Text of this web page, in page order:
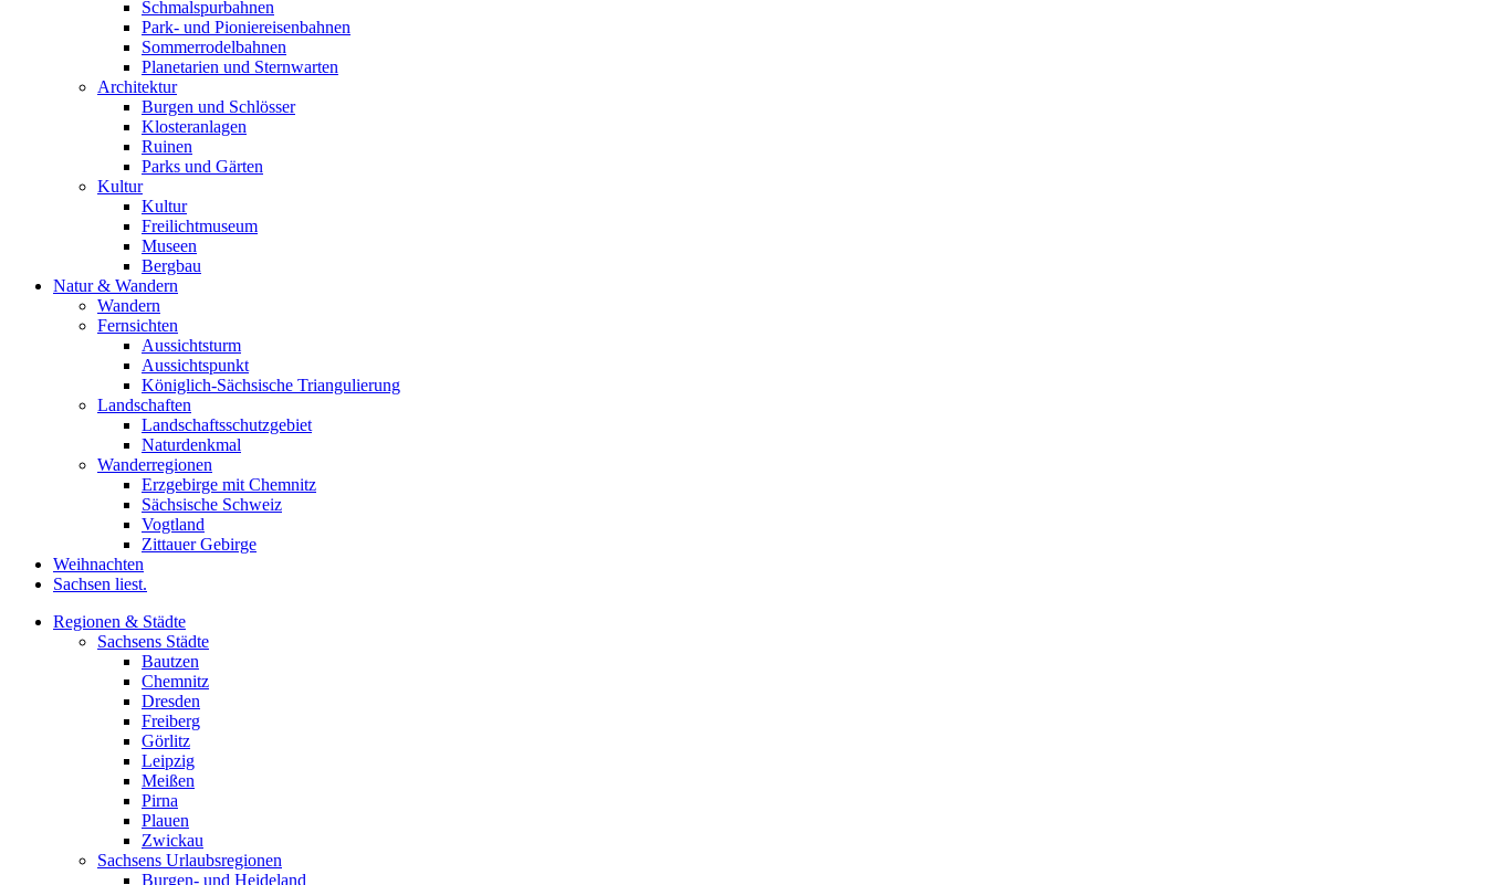
Schmalspurbahnen
Park- und Pioniereisenbahnen
Sommerrodelbahnen
Planetarien und Sternwarten
Architektur
Burgen und Schlösser
Klosteranlagen
Ruinen
Parks und Gärten
Kultur
Kultur
Freilichtmuseum
Museen
Bergbau
Natur & Wandern
Wandern
Fernsichten
Aussichtsturm
Aussichtspunkt
Königlich-Sächsische Triangulierung
Landschaften
Landschaftsschutzgebiet
Naturdenkmal
Wanderregionen
Erzgebirge mit Chemnitz
Sächsische Schweiz
Vogtland
Zittauer Gebirge
Weihnachten
Sachsen liest.
Regionen & Städte
Sachsens Städte
Bautzen
Chemnitz
Dresden
Freiberg
Görlitz
Leipzig
Meißen
Pirna
Plauen
Zwickau
Sachsens Urlaubsregionen
Burgen- und Heideland